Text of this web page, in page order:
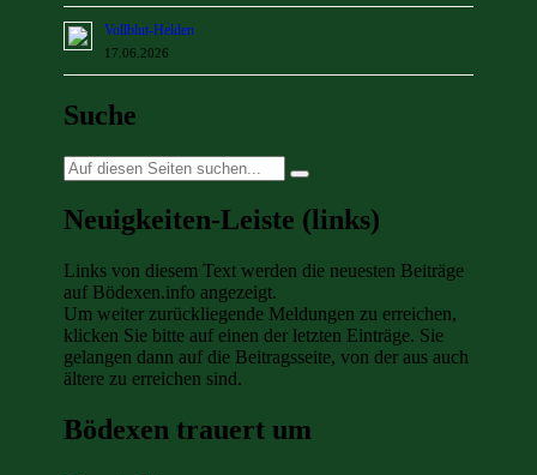
Vollblut-Helden
17.06.2026
Suche
Suche
nach:
Neuigkeiten-Leiste (links)
Links von diesem Text werden die neuesten Beiträge
auf Bödexen.info angezeigt.
Um weiter zurückliegende Meldungen zu erreichen,
klicken Sie bitte auf einen der letzten Einträge. Sie
gelangen dann auf die Beitragsseite, von der aus auch
ältere zu erreichen sind.
Bödexen trauert um